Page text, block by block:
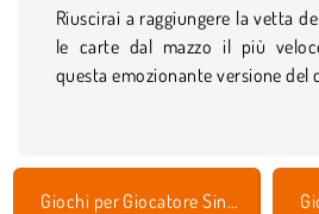
Riuscirai a raggiungere la vetta
le carte dal mazzo il più
questa emozionante versione del
Giochi per Giocatore Singolo